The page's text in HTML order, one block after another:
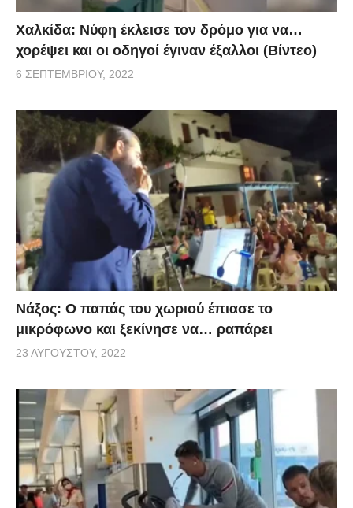
Χαλκίδα: Νύφη έκλεισε τον δρόμο για να…
χορέψει και οι οδηγοί έγιναν έξαλλοι (Βίντεο)
6 ΣΕΠΤΕΜΒΡΊΟΥ, 2022
Νάξος: Ο παπάς του χωριού έπιασε το
μικρόφωνο και ξεκίνησε να… ραπάρει
23 ΑΥΓΟΎΣΤΟΥ, 2022